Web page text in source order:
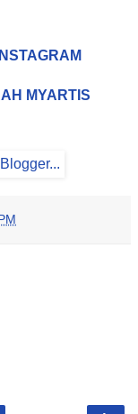
INSTAGRAM
MYARTIS